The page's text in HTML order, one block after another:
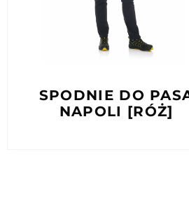
SPODNIE DO
NAPOLI [RÓŻ]